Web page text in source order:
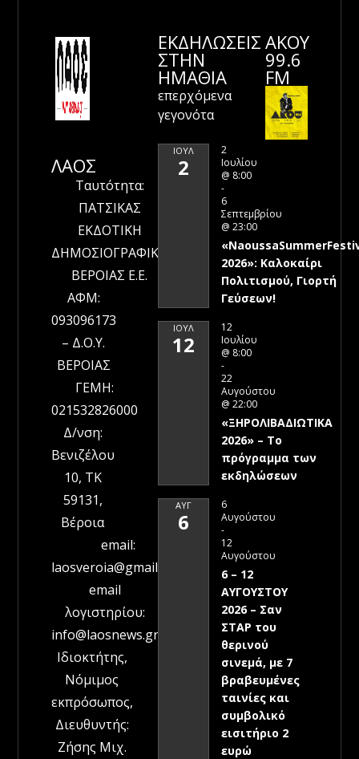
ΛΑΟΣ
Ταυτότητα:
ΠΑΤΣΙΚΑΣ
ΕΚΔΟΤΙΚΗ
ΔΗΜΟΣΙΟΓΡΑΦΙΚΗ
ΒΕΡΟΙΑΣ Ε.Ε.
ΑΦΜ:
093096173
– Δ.Ο.Υ.
ΒΕΡΟΙΑΣ
ΓΕΜΗ:
021532826000
Δ/νση:
Βενιζέλου
10, ΤΚ
59131,
Βέροια
email:
laosveroia@gmail.com
email
λογιστηρίου:
info@laosnews.gr
Ιδιοκτήτης,
Νόμιμος
εκπρόσωπος,
Διευθυντής:
Ζήσης Μιχ.
ΕΚΔΗΛΩΣΕΙΣ
ΣΤΗΝ
ΗΜΑΘΊΑ
επερχόμενα
γεγονότα
ΙΟΎΛ
2
2
Ιουλίου
@ 8:00
-
6
Σεπτεμβρίου
@ 23:00
2026»: Καλοκαίρι
Πολιτισμού, Γιορτή
Γεύσεων!
ΙΟΎΛ
12
12
Ιουλίου
@ 8:00
-
22
Αυγούστου
@ 22:00
«ΞΗΡΟΛΙΒΑΔΙΩΤΙΚΑ
2026» – To
πρόγραμμα των
εκδηλώσεων
ΑΥΓ
6
6
Αυγούστου
-
12
Αυγούστου
6 – 12
ΑΥΓΟΥΣΤΟΥ
2026 – Σαν
ΣΤΑΡ του
θερινού
σινεμά, με 7
βραβευμένες
ταινίες και
συμβολικό
εισιτήριο 2
ευρώ
ΑΚΟΥ
99.6
FM